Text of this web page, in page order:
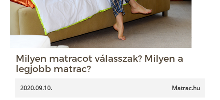
Milyen matracot válasszak? Milyen a
legjobb matrac?
2020.09.10. Matrac.hu